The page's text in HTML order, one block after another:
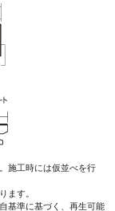
施工時には仮並べを行
ます。
基準に基づく、再生可能